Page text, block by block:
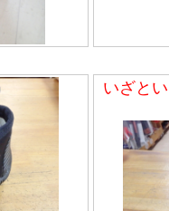
いざと